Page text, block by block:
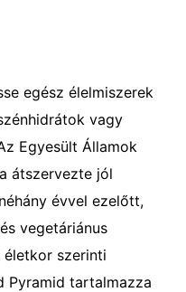
egész élelmiszerek
vagy
Egyesült Államok
átszervezte jól
évvel ezelőtt,
vegetáriánus
életkor szerinti
Pyramid tartalmazza